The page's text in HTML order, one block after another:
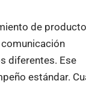
de producto
diferentes. Ese
estándar.